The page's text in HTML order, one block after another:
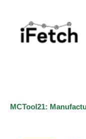
MCTool21: